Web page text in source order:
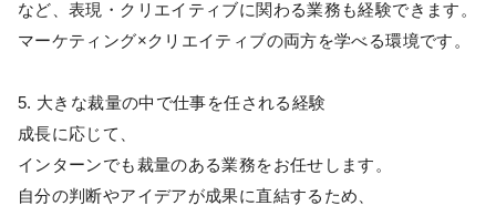
など、表現・クリエイティブに関わる業務も経験できます。
マーケティング×クリエイティブの両方を学べる環境です。
5. 大きな裁量の中で仕事を任される経験
成長に応じて、
インターンでも裁量のある業務をお任せします。
自分の判断やアイデアが成果に直結するため、